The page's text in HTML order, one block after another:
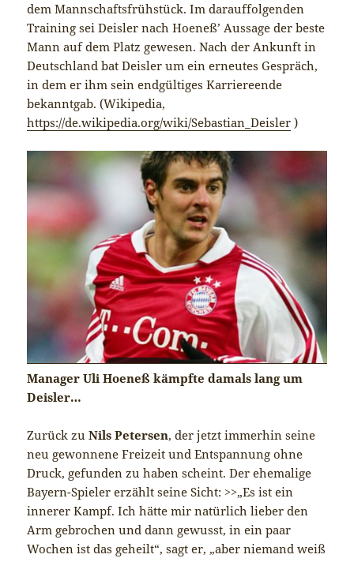
dem Mannschaftsfrühstück. Im darauffolgenden
Training sei Deisler nach Hoeneß’ Aussage der beste
Mann auf dem Platz gewesen. Nach der Ankunft in
Deutschland bat Deisler um ein erneutes Gespräch,
in dem er ihm sein endgültiges Karriereende
bekanntgab. (Wikipedia,
https://de.wikipedia.org/wiki/Sebastian_Deisler )
Manager Uli Hoeneß kämpfte damals lang um
Deisler…
Zurück zuNils Petersen, der jetzt immerhin seine
neu gewonnene Freizeit und Entspannung ohne
Druck, gefunden zu haben scheint. Der ehemalige
Bayern-Spieler erzählt seine Sicht: >>„Es ist ein
innerer Kampf. Ich hätte mir natürlich lieber den
Arm gebrochen und dann gewusst, in ein paar
Wochen ist das geheilt“, sagt er, „aber niemand weiß